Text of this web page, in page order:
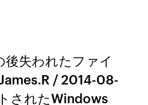
後失われたファイ
/ 2014-08-
されたWindows